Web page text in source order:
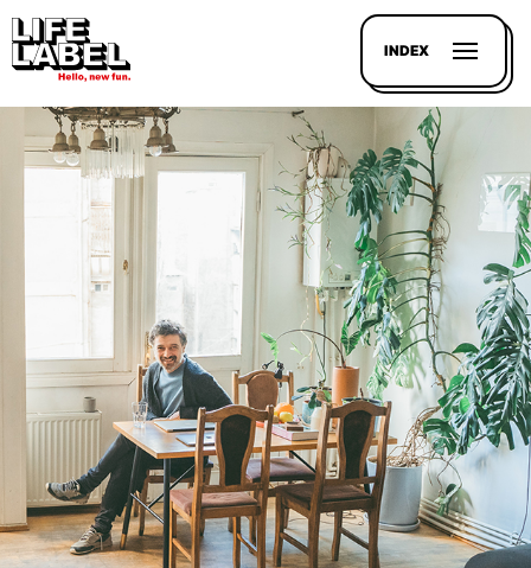
INDEX
記事を
探す
LL
HOUSE
LINE-
UP
PROJECT